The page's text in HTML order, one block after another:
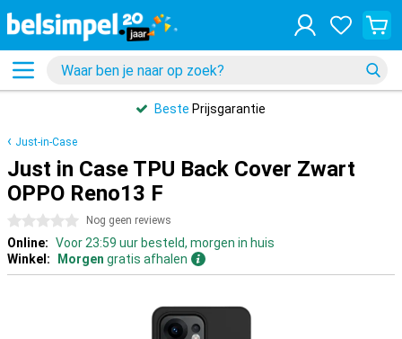
Beste Prijsgarantie
Just-in-Case
Just in Case TPU Back Cover Zwart
OPPO Reno13 F
0 sterren Nog geen reviews
Online: Voor 23:59 uur besteld, morgen in huis
Winkel:
Morgen gratis afhalen